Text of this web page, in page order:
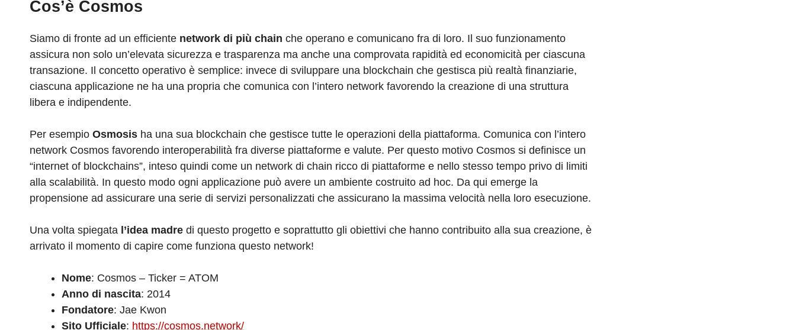
Cos’è Cosmos
Siamo di fronte ad un efficiente network di più chain che operano e comunicano fra di loro. Il suo funzionamento
assicura non solo un’elevata sicurezza e trasparenza ma anche una comprovata rapidità ed economicità per ciascuna
transazione. Il concetto operativo è semplice: invece di sviluppare una blockchain che gestisca più realtà finanziarie,
ciascuna applicazione ne ha una propria che comunica con l’intero network favorendo la creazione di una struttura
libera e indipendente.
Per esempio Osmosis ha una sua blockchain che gestisce tutte le operazioni della piattaforma. Comunica con l’intero
network Cosmos favorendo interoperabilità fra diverse piattaforme e valute. Per questo motivo Cosmos si definisce un
“internet of blockchains”, inteso quindi come un network di chain ricco di piattaforme e nello stesso tempo privo di limiti
alla scalabilità. In questo modo ogni applicazione può avere un ambiente costruito ad hoc. Da qui emerge la
propensione ad assicurare una serie di servizi personalizzati che assicurano la massima velocità nella loro esecuzione.
Una volta spiegata l’idea madre di questo progetto e soprattutto gli obiettivi che hanno contribuito alla sua creazione, è
arrivato il momento di capire come funziona questo network!
Nome: Cosmos – Ticker = ATOM
Anno di nascita: 2014
Fondatore: Jae Kwon
Sito Ufficiale: https://cosmos.network/